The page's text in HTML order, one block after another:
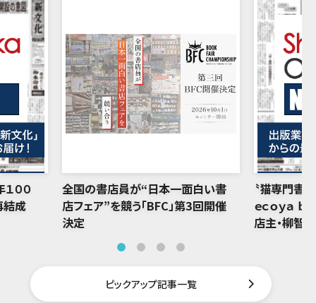
００
結成
全国の書店員が“日本一面白い書
店フェア”を競う「BFC」第3回開催
決定
〝猫専門書
ｅｃｏｙａ ｂ
店主・柳智
ピックアップ記事一覧